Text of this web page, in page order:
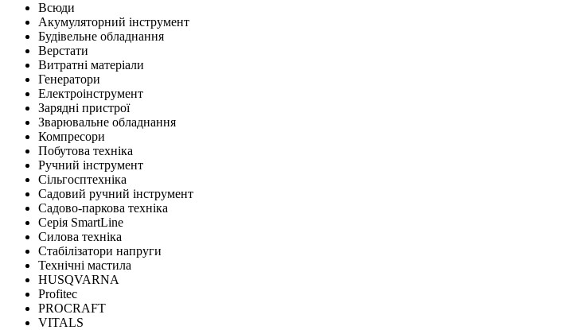
Всюди
Акумуляторний інструмент
Будівельне обладнання
Верстати
Витратні матеріали
Генератори
Електроінструмент
Зарядні пристрої
Зварювальне обладнання
Компресори
Побутова техніка
Ручний інструмент
Сільгосптехніка
Садовий ручний інструмент
Садово-паркова техніка
Серія SmartLine
Силова техніка
Стабілізатори напруги
Технічні мастила
HUSQVARNA
Profitec
PROCRAFT
VITALS